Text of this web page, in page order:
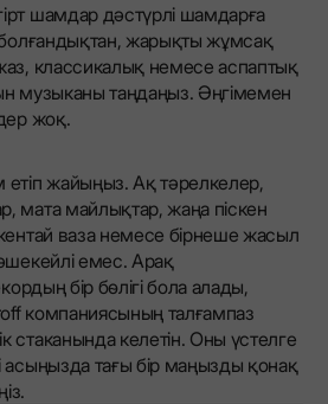
шамдар дәстүрлі шамдарға
болғандықтан, жарықты жұмсақ
классикалық немесе аспаптық
музыканы таңдаңыз. Әңгімемен
жоқ.
жайыңыз. Ақ тәрелкелер,
мата майлықтар, жаңа піскен
ваза немесе бірнеше жасыл
емес. Арақ
бір бөлігі бола алады,
компаниясының талғампаз
стаканында келетін. Оны үстелге
тағы бір маңызды қонақ